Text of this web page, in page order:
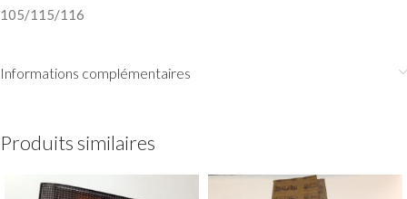
105/115/116
Informations complémentaires
Produits similaires